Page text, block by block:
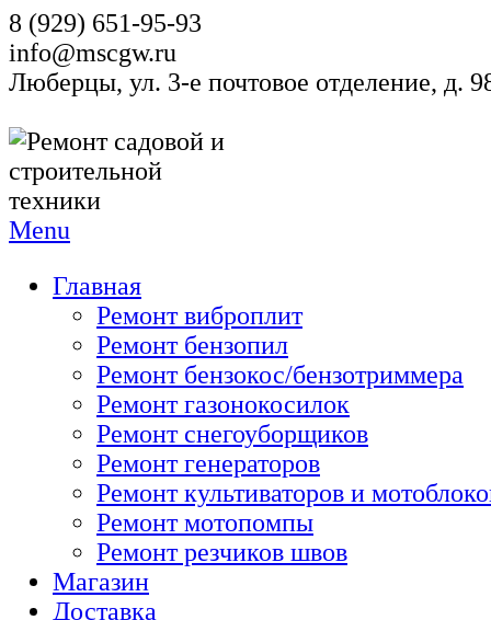
8 (929) 651-95-93
info@mscgw.ru
Люберцы, ул. 3-е почтовое отделение, д.
Menu
Главная
Ремонт виброплит
Ремонт бензопил
Ремонт бензокос/бензотриммера
Ремонт газонокосилок
Ремонт снегоуборщиков
Ремонт генераторов
Ремонт культиваторов и
Ремонт мотопомпы
Ремонт резчиков швов
Магазин
Доставка